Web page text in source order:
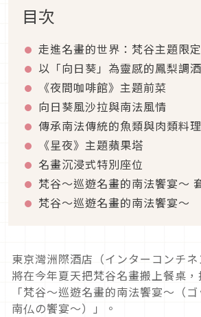
目次
走進名畫的世界：梵谷主題限
以「向日葵」為靈感的鳳梨調
《夜間咖啡館》主題前菜
向日葵風沙拉與南法風情
傳承南法傳統的魚類與肉類料理
《星夜》主題蘋果塔
名畫沉浸式特別座位
梵谷～巡遊名畫的南法饗宴～
梵谷～巡遊名畫的南法饗宴～
東京灣洲際酒店（インターコンチネ
將在今年夏天把梵谷名畫搬上餐桌
「梵谷～巡遊名畫的南法饗宴～（
南仏の饗宴～）」。